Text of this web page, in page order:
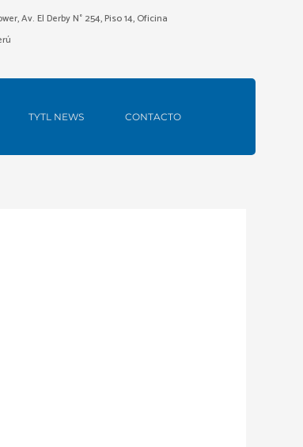
Av. El Derby N° 254, Piso 14, Oficina
TYTL NEWS CONTACTO